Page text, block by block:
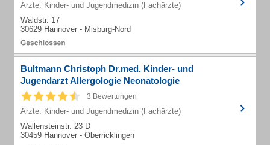
Ärzte: Kinder- und Jugendmedizin (Fachärzte)
Waldstr. 17
30629 Hannover - Misburg-Nord
Bultmann Christoph Dr.med. Kinder- und
Jugendarzt Allergologie Neonatologie
3 Bewertungen
Ärzte: Kinder- und Jugendmedizin (Fachärzte)
Wallensteinstr. 23 D
30459 Hannover - Oberricklingen